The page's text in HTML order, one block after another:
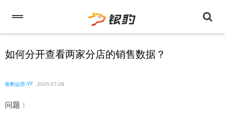
如何分开查看两家分店的销售数据？
银豹运营-YF 2025-07-28
问题：